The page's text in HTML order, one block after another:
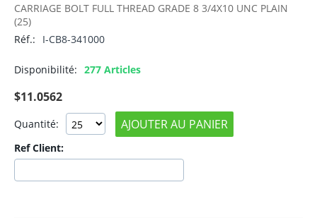
CARRIAGE BOLT FULL THREAD GRADE 8 3/4X10 UNC PLAIN
(25)
Réf.:
I-CB8-341000
Disponibilité: 277 Articles
$11.0562
Quantité: AJOUTER AU PANIER
Ref Client: